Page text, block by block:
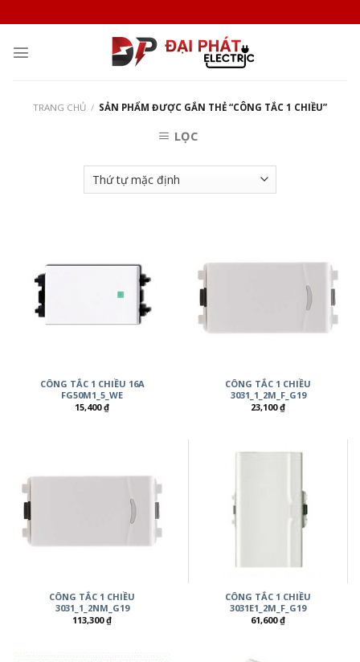
to
content
TRANG CHỦ / SẢN PHẨM ĐƯỢC GẮN THẺ “CÔNG TẮC 1 CHIỀU”
LỌC
CÔNG TẮC 1 CHIỀU 16A
FG50M1_5_WE
15,400₫
CÔNG TẮC 1 CHIỀU
3031_1_2M_F_G19
23,100₫
CÔNG TẮC 1 CHIỀU
3031_1_2NM_G19
113,300₫
CÔNG TẮC 1 CHIỀU
3031E1_2M_F_G19
61,600₫